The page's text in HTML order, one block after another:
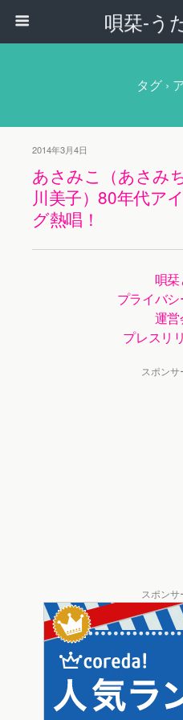
唄栞-う
タグ ›
2014年3月4日
あさみこ（あさみ
川美子）80年代ア
グ熱唱！
唄
プライバ
運
プレスリ
スポンサ
スポンサ